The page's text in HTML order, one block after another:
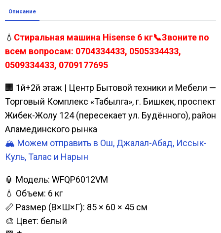
Описание
💧 Стиральная машина Hisense 6 кг📞Звоните по
всем вопросам: 0704334433, 0505334433,
0509334433, 0709177695
🏢 1й+2й этаж | Центр Бытовой техники и Мебели —
Торговый Комплекс «Табылга», г. Бишкек, проспект
Жибек-Жолу 124 (пересекает ул. Будённого), район
Аламединского рынка
🏔️ Можем отправить в Ош, Джалал-Абад, Иссык-
Куль, Талас и Нарын
🏮 Модель: WFQP6012VM
💧 Объем: 6 кг
📏 Размер (В×Ш×Г): 85 × 60 × 45 см
🎨 Цвет: белый